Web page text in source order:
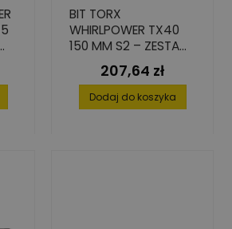
BIT TORX
WHIRLPOWER TX40
150 MM S2 – ZESTAW
10 SZTUK
Cena
207,64 zł
Dodaj do koszyka